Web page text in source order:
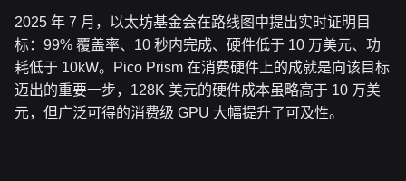
2025 年 7 月，以太坊基金会在路线图中提出实时证明目
标：99% 覆盖率、10 秒内完成、硬件低于 10 万美元、功
耗低于 10kW。Pico Prism 在消费硬件上的成就是向该目标
迈出的重要一步，128K 美元的硬件成本虽略高于 10 万美
元，但广泛可得的消费级 GPU 大幅提升了可及性。